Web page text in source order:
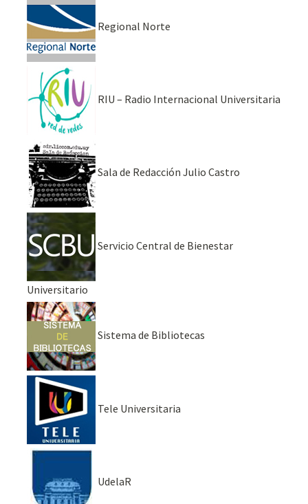
Regional Norte
RIU – Radio Internacional Universitaria
Sala de Redacción Julio Castro
Servicio Central de Bienestar
Universitario
Sistema de Bibliotecas
Tele Universitaria
UdelaR